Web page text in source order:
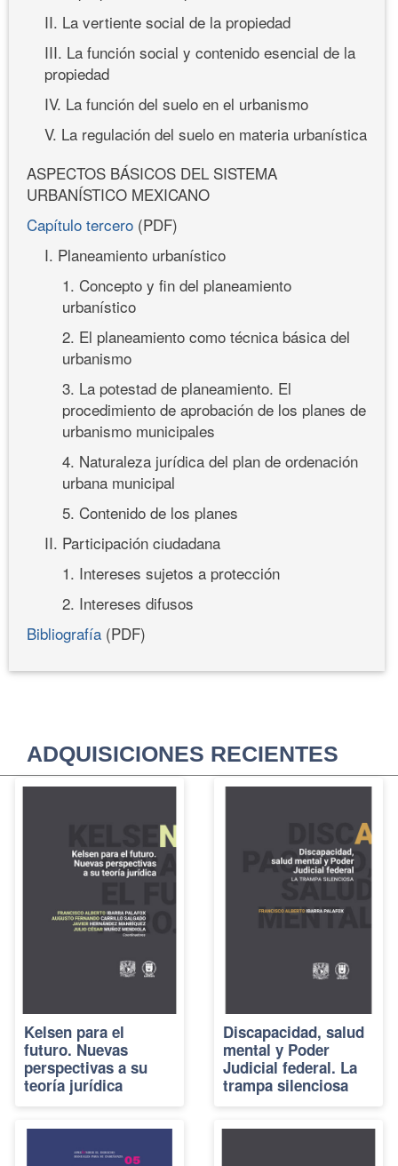
II. La vertiente social de la propiedad
III. La función social y contenido esencial de la
propiedad
IV. La función del suelo en el urbanismo
V. La regulación del suelo en materia urbanística
ASPECTOS BÁSICOS DEL SISTEMA
URBANÍSTICO MEXICANO
Capítulo tercero (PDF)
I. Planeamiento urbanístico
1. Concepto y fin del planeamiento
urbanístico
2. El planeamiento como técnica básica del
urbanismo
3. La potestad de planeamiento. El
procedimiento de aprobación de los planes de
urbanismo municipales
4. Naturaleza jurídica del plan de ordenación
urbana municipal
5. Contenido de los planes
II. Participación ciudadana
1. Intereses sujetos a protección
2. Intereses difusos
Bibliografía (PDF)
ADQUISICIONES RECIENTES
Kelsen para el
futuro. Nuevas
perspectivas a su
teoría jurídica
Discapacidad, salud
mental y Poder
Judicial federal. La
trampa silenciosa